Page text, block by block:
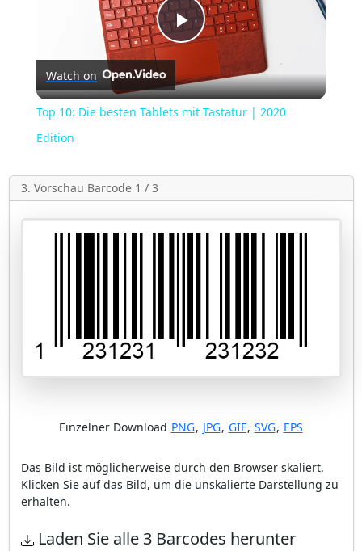
Play
Video
Watch on
Top 10: Die besten Tablets mit Tastatur | 2020
Edition
3. Vorschau Barcode 1 / 3
Einzelner Download PNG, JPG, GIF, SVG, EPS
Das Bild ist möglicherweise durch den Browser skaliert.
Klicken Sie auf das Bild, um die unskalierte Darstellung zu
erhalten.
Laden Sie alle 3 Barcodes herunter